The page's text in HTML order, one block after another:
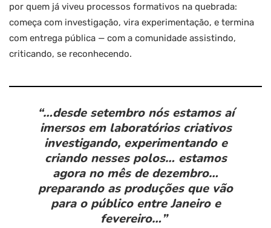
por quem já viveu processos formativos na quebrada:
começa com investigação, vira experimentação, e termina
com entrega pública — com a comunidade assistindo,
criticando, se reconhecendo.
“…desde setembro nós estamos aí
imersos em laboratórios criativos
investigando, experimentando e
criando nesses polos… estamos
agora no mês de dezembro…
preparando as produções que vão
para o público entre Janeiro e
fevereiro…”